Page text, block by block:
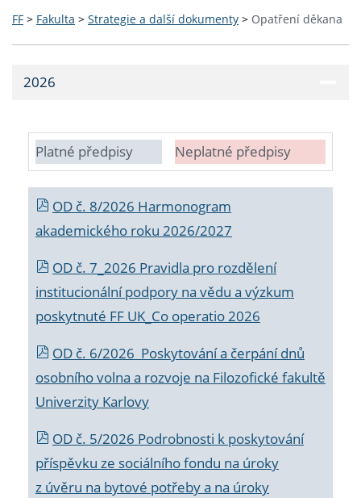
FF > Fakulta > Strategie a další dokumenty > Opatření děkana
2026
Platné předpisy Neplatné předpisy
OD č. 8/2026 Harmonogram
akademického roku 2026/2027
OD č. 7_2026 Pravidla pro rozdělení
institucionální podpory na vědu a výzkum
poskytnuté FF UK_Co operatio 2026
OD č. 6/2026 Poskytování a čerpání dnů
osobního volna a rozvoje na Filozofické fakultě
Univerzity Karlovy
OD č. 5/2026 Podrobnosti k poskytování
příspěvku ze sociálního fondu na úroky
z úvěru na bytové potřeby a na úroky